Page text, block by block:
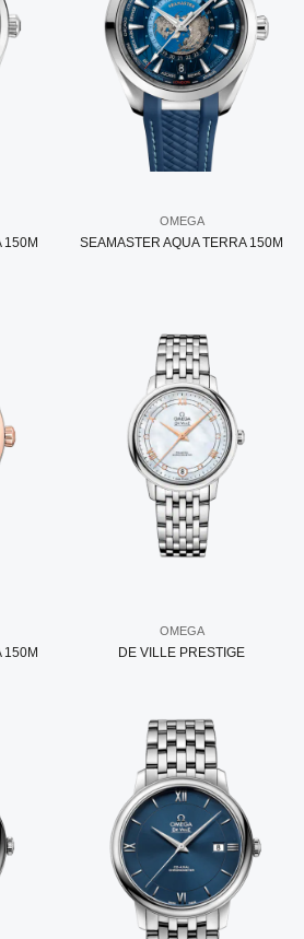
150M
OMEGA
SEAMASTER AQUA TERRA 150M
150M
OMEGA
DE VILLE PRESTIGE